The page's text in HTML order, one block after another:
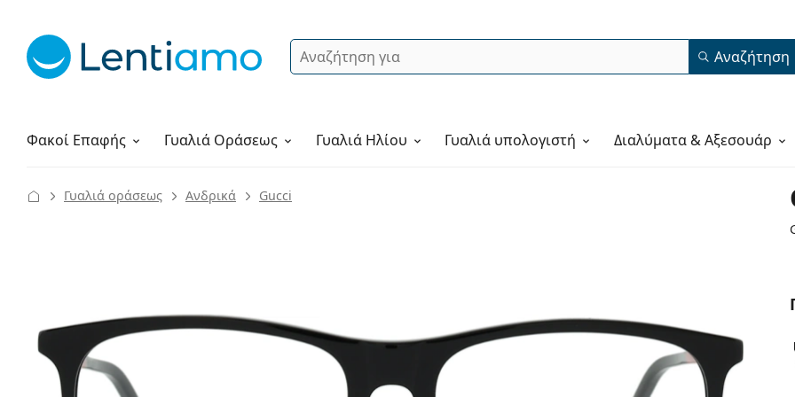
Αναζήτηση Αναζήτηση
Φακοί Επαφής
Υγρά φακών ΓυαλιάΟράσεως Γυαλιά Ηλίου Γυαλιά υπολογιστή Διαλύματα & Αξεσουάρ
Πώς να παραγγείλετε
Γυαλιά οράσεως Ανδρικά Gucci